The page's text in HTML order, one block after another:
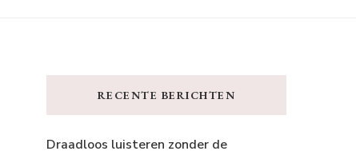
RECENTE BERICHTEN
Draadloos luisteren zonder de